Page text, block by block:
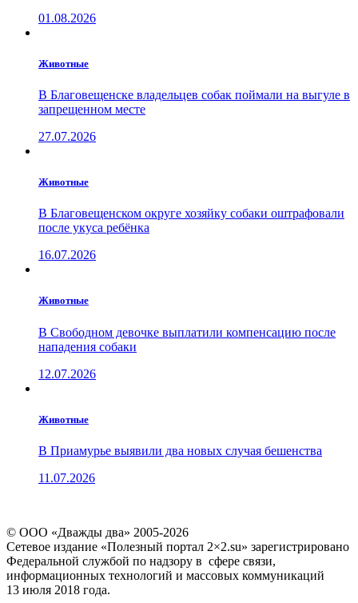
01.08.2026
Животные
В Благовещенске владельцев собак поймали на выгуле в
запрещенном месте
27.07.2026
Животные
В Благовещенском округе хозяйку собаки оштрафовали
после укуса ребёнка
16.07.2026
Животные
В Свободном девочке выплатили компенсацию после
нападения собаки
12.07.2026
Животные
В Приамурье выявили два новых случая бешенства
11.07.2026
© ООО «Дважды два» 2005-2026
Сетевое издание «Полезный портал 2×2.su» зарегистрировано
Федеральной службой по надзору в сфере связи,
информационных технологий и массовых коммуникаций
13 июля 2018 года.